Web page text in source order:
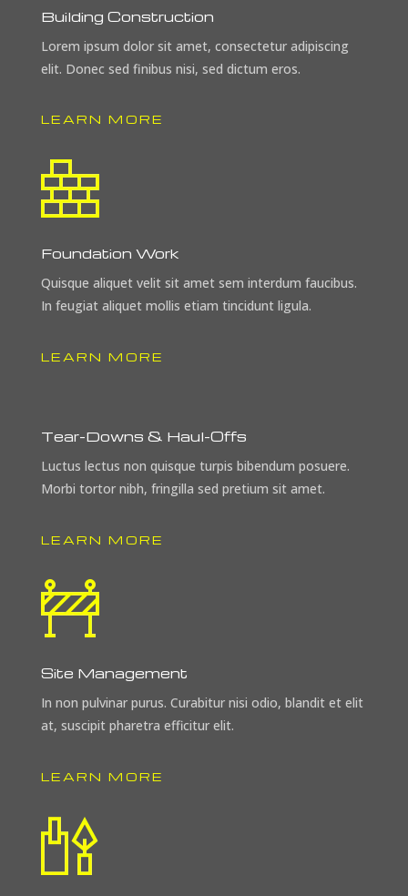
Building Construction
Lorem ipsum dolor sit amet, consectetur adipiscing
elit. Donec sed finibus nisi, sed dictum eros.
LEARN MORE
Foundation Work
Quisque aliquet velit sit amet sem interdum faucibus.
In feugiat aliquet mollis etiam tincidunt ligula.
LEARN MORE
Tear-Downs & Haul-Offs
Luctus lectus non quisque turpis bibendum posuere.
Morbi tortor nibh, fringilla sed pretium sit amet.
LEARN MORE
Site Management
In non pulvinar purus. Curabitur nisi odio, blandit et elit
at, suscipit pharetra efficitur elit.
LEARN MORE